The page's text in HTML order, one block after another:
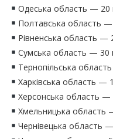
Одеська область — 20
Полтавська область —
Рівненська область —
Сумська область — 30
Тернопільська
Харківська область —
Херсонська область —
Хмельницька область
Чернівецька область